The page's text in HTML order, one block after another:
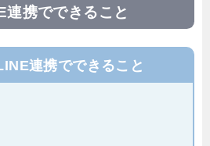
携でできること
連携でできること